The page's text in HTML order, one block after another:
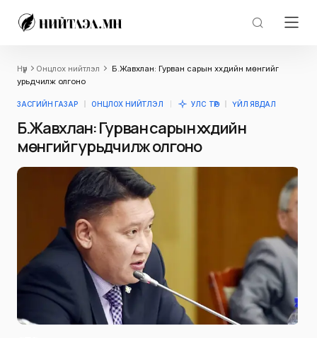
Нүүр Онцлох нийтлэл
Б.Жавхлан: Гурван сарын хүүхдийн мөнгийг
урьдчилж олгоно
ЗАСГИЙН ГАЗАР ОНЦЛОХ НИЙТЛЭЛ УЛС ТӨР ҮЙЛ ЯВДАЛ
Б.Жавхлан: Гурван сарын хүүхдийн
мөнгийг урьдчилж олгоно